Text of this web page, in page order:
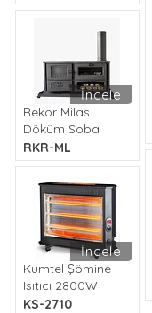
İncele
Rekor Milas
Döküm Soba
RKR-ML
İncele
Kumtel Şömine
Isıtıcı 2800W
KS-2710